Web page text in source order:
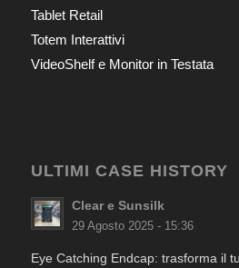
Tablet Retail
Totem Interattivi
VideoShelf e Monitor in Testata
ULTIMI CASE HISTORY
Clear e Sunsilk
29 Agosto 2025 - 15:36
Eye Catching Endcap: trasforma il